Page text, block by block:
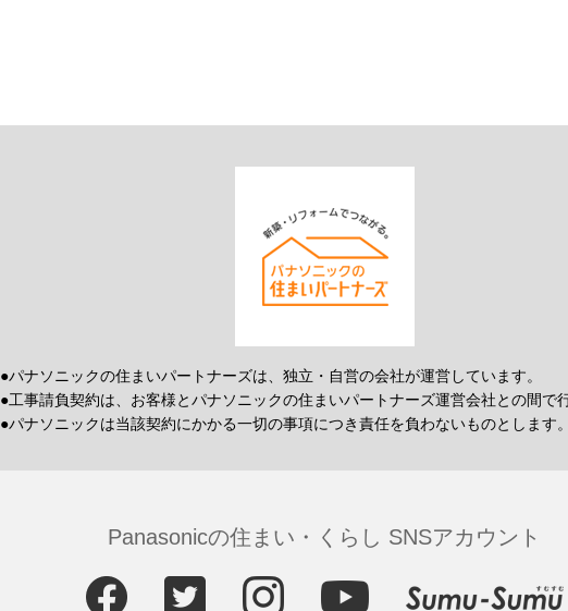
●パナソニックの住まいパートナーズは、独立・自営の会社が運営しています。
●工事請負契約は、お客様とパナソニックの住まいパートナーズ運営会社との間で
●パナソニックは当該契約にかかる一切の事項につき責任を負わないものとします
Panasonicの住まい・くらし SNSアカウント